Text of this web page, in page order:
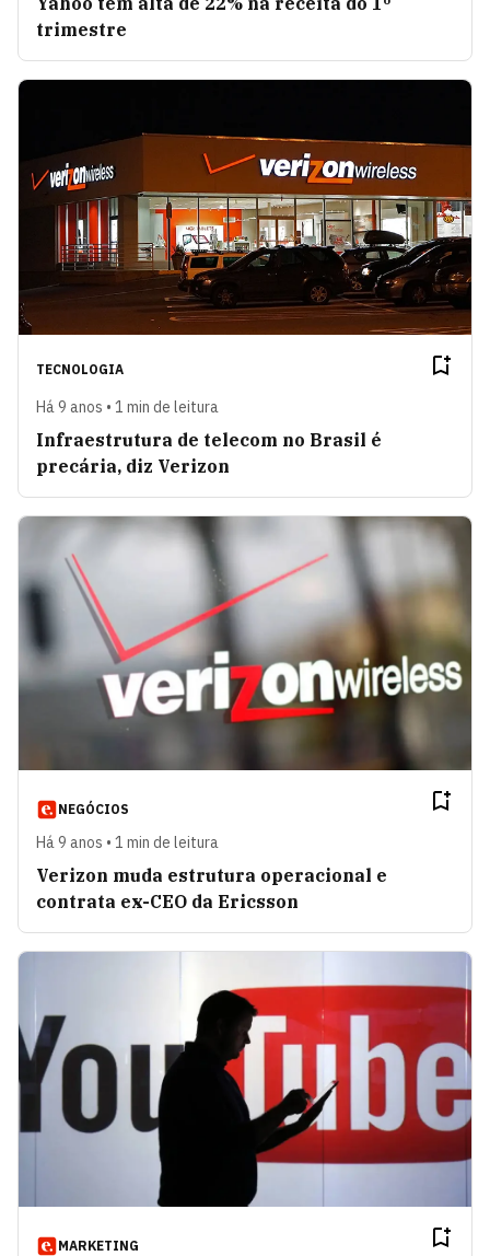
trimestre
TECNOLOGIA
Há 9 anos • 1 min de leitura
Infraestrutura de telecom no Brasil é
precária, diz Verizon
NEGÓCIOS
Há 9 anos • 1 min de leitura
Verizon muda estrutura operacional e
contrata ex-CEO da Ericsson
MARKETING